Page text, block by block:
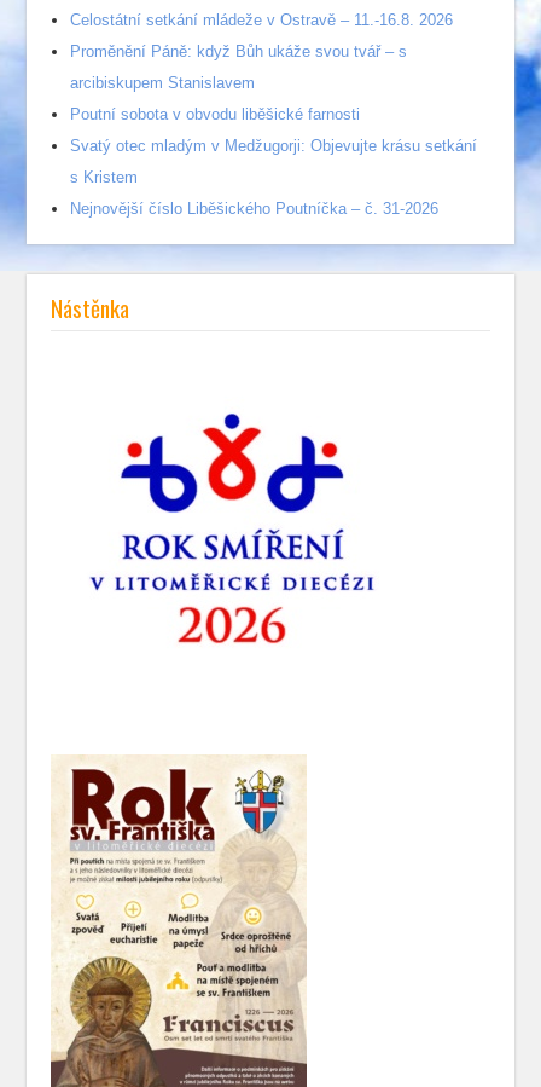
Celostátní setkání mládeže v Ostravě – 11.-16.8. 2026
Proměnění Páně: když Bůh ukáže svou tvář – s
arcibiskupem Stanislavem
Poutní sobota v obvodu liběšické farnosti
Svatý otec mladým v Medžugorji: Objevujte krásu setkání
s Kristem
Nejnovější číslo Liběšického Poutníčka – č. 31-2026
Nástěnka